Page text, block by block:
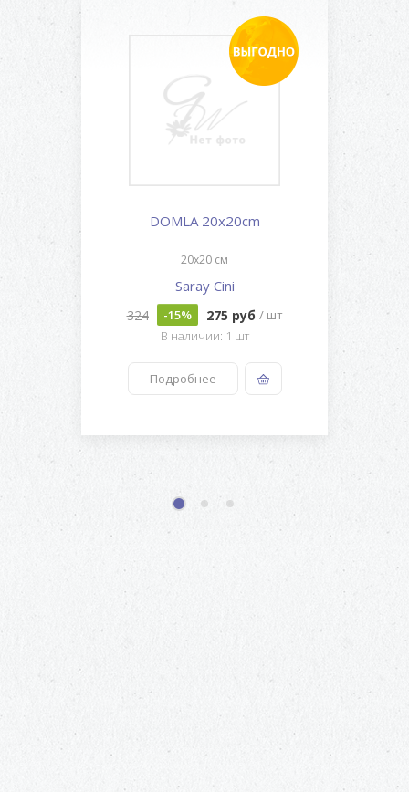
DOMLA 20x20cm
20x20 см
Saray Cini
324 -15% 275 руб / шт
В наличии: 1 шт
Подробнее
1 2 3